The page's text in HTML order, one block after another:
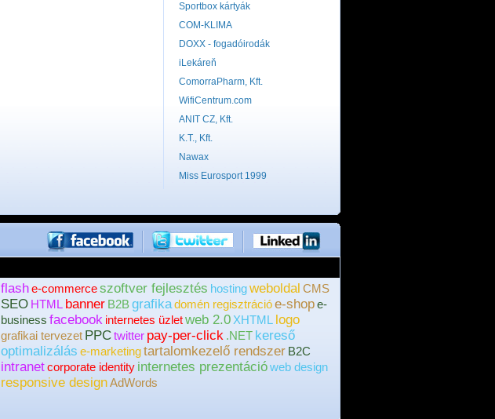
Sportbox kártyák
COM-KLIMA
DOXX - fogadóirodák
iLekáreň
ComorraPharm, Kft.
WifiCentrum.com
ANIT CZ, Kft.
K.T., Kft.
Nawax
Miss Eurosport 1999
flashe-commerceszoftver fejlesztés hostingweboldal CMS
SEO HTML banner B2B grafikadomén regisztrációe-shope-
business facebook internetes üzletweb 2.0 XHTML logo
grafikai tervezet PPCtwitter pay-per-click .NET kereső
optimalizálás e-marketingtartalomkezelő rendszer B2C
intranetcorporate identity internetes prezentációweb design
responsive designAdWords